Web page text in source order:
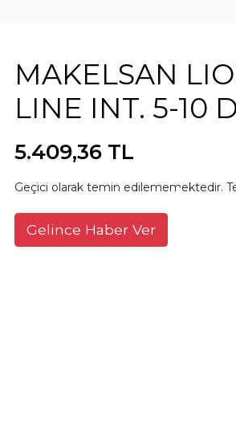
MAKELSAN
LINE INT. 5-10
5.409,36 TL
Geçici olarak temin edilememektedir.
Gelince Haber Ver